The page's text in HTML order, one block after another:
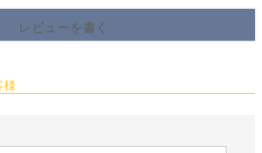
レビューを書く
様